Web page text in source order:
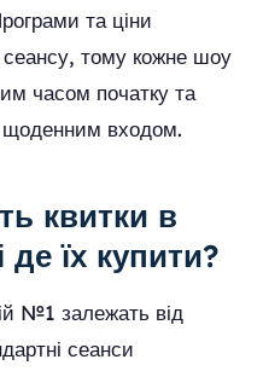
та ціни
сеансу, тому кожне шоу
часом початку та
щоденним входом.
квитки в
їх купити?
№1 залежать від
сеанси